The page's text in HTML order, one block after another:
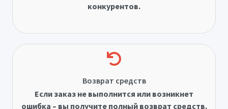
конкурентов.
Возврат средств
Если заказ не выполнится или возникнет
ошибка – вы получите полный возврат средств.